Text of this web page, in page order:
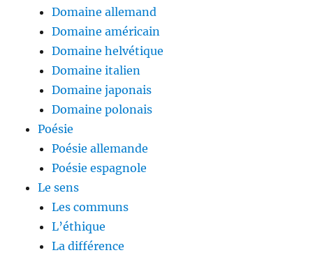
Domaine allemand
Domaine américain
Domaine helvétique
Domaine italien
Domaine japonais
Domaine polonais
Poésie
Poésie allemande
Poésie espagnole
Le sens
Les communs
L’éthique
La différence